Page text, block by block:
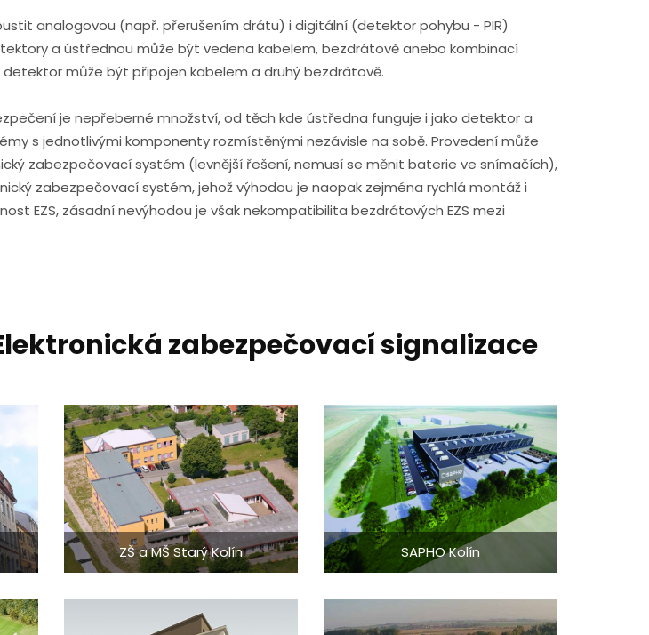
analogovou (např. přerušením drátu) i digitální (detektor pohybu - PIR)
a ústřednou může být vedena kabelem, bezdrátově anebo kombinací
může být připojen kabelem a druhý bezdrátově.
je nepřeberné množství, od těch kde ústředna funguje i jako detektor a
s jednotlivými komponenty rozmístěnými nezávisle na sobě. Provedení může
zabezpečovací systém (levnější řešení, nemusí se měnit baterie ve snímačích),
zabezpečovací systém, jehož výhodou je naopak zejména rychlá montáž i
EZS, zásadní nevýhodou je však nekompatibilita bezdrátových EZS mezi
zabezpečovací signalizace
ZŠ a MŠ Starý Kolín SAPHO Kolín